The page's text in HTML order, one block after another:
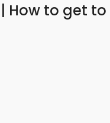
How to get to